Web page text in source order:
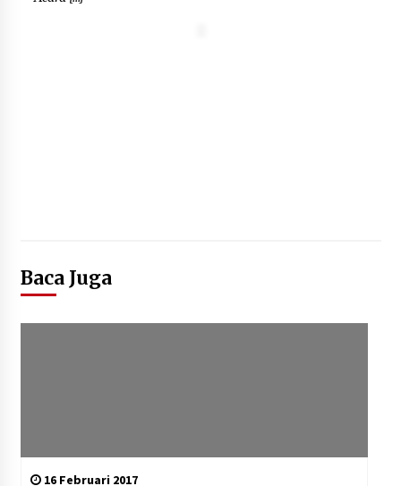
Baca Juga
16 Februari 2017